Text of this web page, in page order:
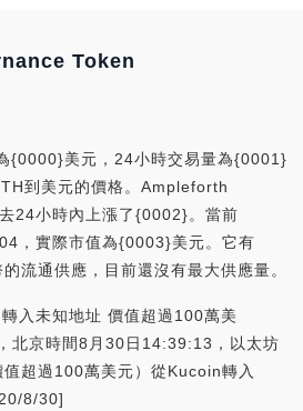
Token
{0000}美元，24小時交易量為{0001}
到美元的價格。Ampleforth
24小時內上漲了{0002}。當前
，實際市值為{0003}美元。它有
流通供應，目前還沒有最大供應量。
入未知地址 價值超過100萬美
北京時間8月30日14:39:13，以太坊
超過100萬美元）從Kucoin轉入
8/30]